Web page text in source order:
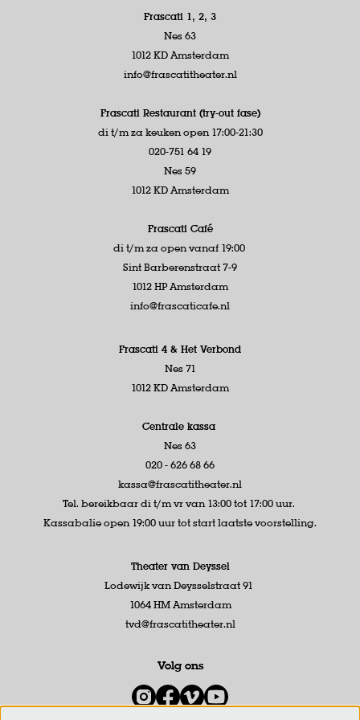
Frascati 1, 2, 3
Nes 63
1012 KD Amsterdam
info@frascatitheater.nl
Frascati Restaurant (try-out fase)
di t/m za keuken open 17:00-21:30
020-751 64 19
Nes 59
1012 KD Amsterdam
Frascati Café
di t/m za open vanaf 19:00
Sint Barberenstraat 7-9
1012 HP Amsterdam
info@frascaticafe.nl
Frascati 4 & Het Verbond
Nes 71
1012 KD Amsterdam
Centrale kassa
Nes 63
020 - 626 68 66
kassa@frascatitheater.nl
Tel. bereikbaar di t/m vr van 13:00 tot 17:00 uur.
Kassabalie open 19:00 uur tot start laatste voorstelling.
Theater van Deyssel
Lodewijk van Deysselstraat 91
1064 HM Amsterdam
tvd@frascatitheater.nl
Volg ons